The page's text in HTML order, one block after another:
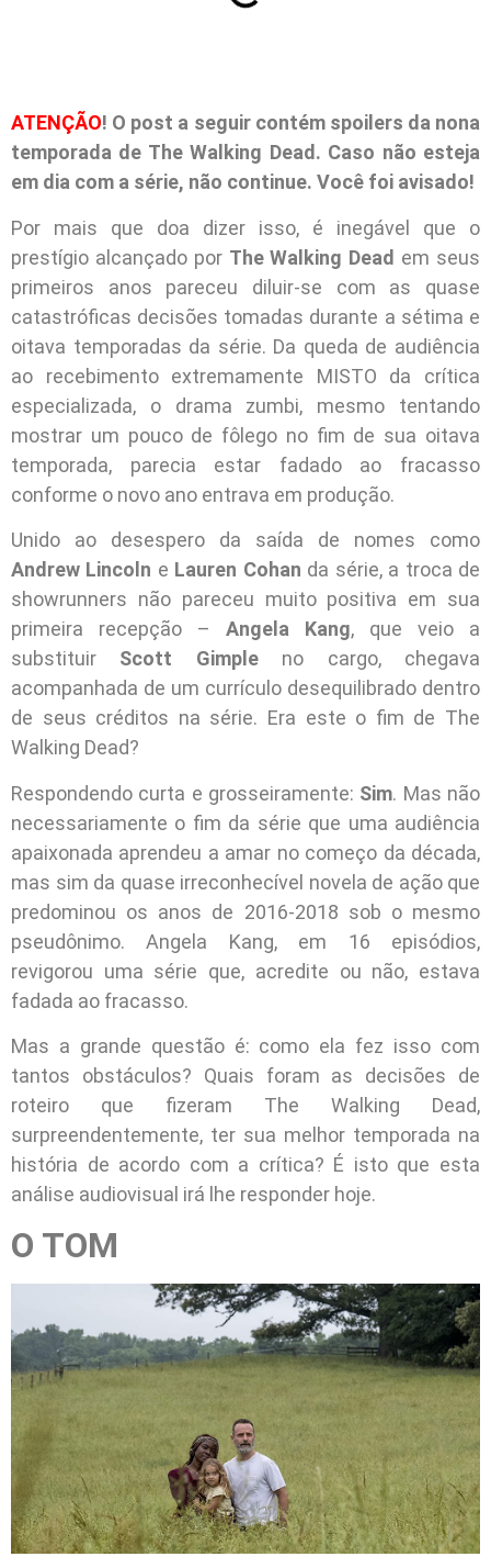
ATENÇÃO! O post a seguir contém spoilers da nona
temporada de The Walking Dead. Caso não esteja
em dia com a série, não continue. Você foi avisado!
Por mais que doa dizer isso, é inegável que o
prestígio alcançado por The Walking Dead em seus
primeiros anos pareceu diluir-se com as quase
catastróficas decisões tomadas durante a sétima e
oitava temporadas da série. Da queda de audiência
ao recebimento extremamente MISTO da crítica
especializada, o drama zumbi, mesmo tentando
mostrar um pouco de fôlego no fim de sua oitava
temporada, parecia estar fadado ao fracasso
conforme o novo ano entrava em produção.
Unido ao desespero da saída de nomes como
Andrew Lincoln e Lauren Cohan da série, a troca de
showrunners não pareceu muito positiva em sua
primeira recepção – Angela Kang, que veio a
substituir Scott Gimpleno cargo, chegava
acompanhada de um currículo desequilibrado dentro
de seus créditos na série. Era este o fim de The
Walking Dead?
Respondendo curta e grosseiramente: Sim. Mas não
necessariamente o fim da série que uma audiência
apaixonada aprendeu a amar no começo da década,
mas sim da quase irreconhecível novela de ação que
predominou os anos de 2016-2018 sob o mesmo
pseudônimo. Angela Kang, em 16 episódios,
revigorou uma série que, acredite ou não, estava
fadada ao fracasso.
Mas a grande questão é: como ela fez isso com
tantos obstáculos? Quais foram as decisões de
roteiro que fizeram The Walking Dead,
surpreendentemente, ter sua melhor temporada na
história de acordo com a crítica? É isto que esta
análise audiovisual irá lhe responder hoje.
O TOM